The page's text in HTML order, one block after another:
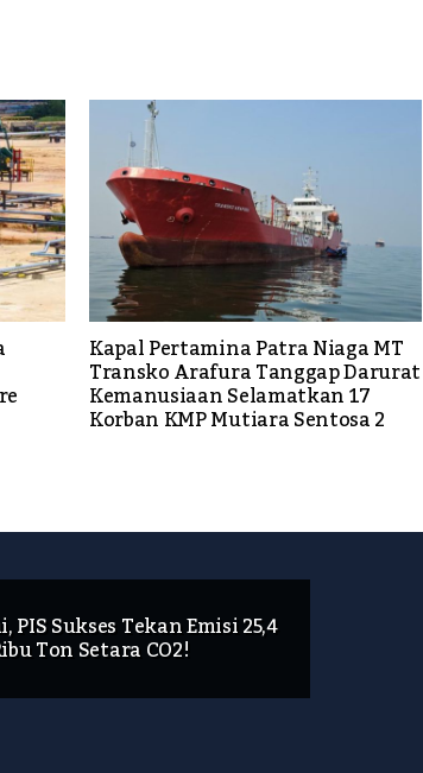
Kapal Pertamina Patra Niaga MT
Transko Arafura Tanggap Darurat
Kemanusiaan Selamatkan 17
Korban KMP Mutiara Sentosa 2
PIS Sukses Tekan Emisi 25,4
Ton Setara CO2!